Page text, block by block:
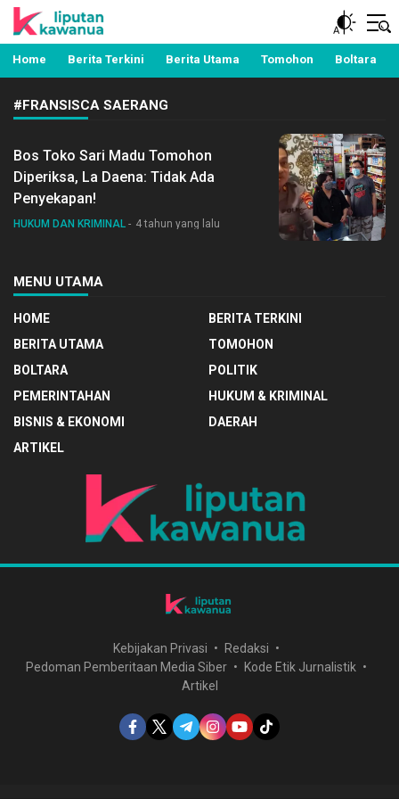
Liputan Kawanua
Berita Manado, Sulawesi Utara, Kawanua, Politik,
Pemerintahan, Hukum Kriminal dan Nasional
Home Berita Terkini Berita Utama Tomohon Boltara
#FRANSISCA SAERANG
Bos Toko Sari Madu Tomohon
Diperiksa, La Daena: Tidak Ada
Penyekapan!
HUKUM DAN KRIMINAL 4 tahun yang lalu
MENU UTAMA
HOME
BERITA TERKINI
BERITA UTAMA
TOMOHON
BOLTARA
POLITIK
PEMERINTAHAN
HUKUM & KRIMINAL
BISNIS & EKONOMI
DAERAH
ARTIKEL
Kebijakan Privasi
Redaksi
Pedoman Pemberitaan Media Siber
Kode Etik Jurnalistik
Artikel